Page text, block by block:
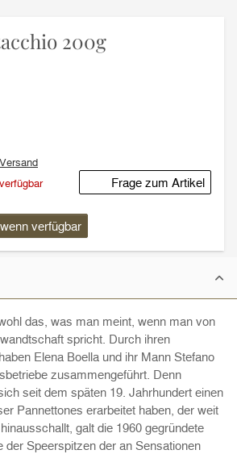
200g
Versand
Frage zum Artikel
verfügbar
das, was man meint, wenn man von
spricht. Durch ihren
Elena Boella und ihr Mann Stefano
zusammengeführt. Denn
seit dem späten 19. Jahrhundert einen
Pannettones erarbeitet haben, der weit
galt die 1960 gegründete
der Speerspitzen der an Sensationen